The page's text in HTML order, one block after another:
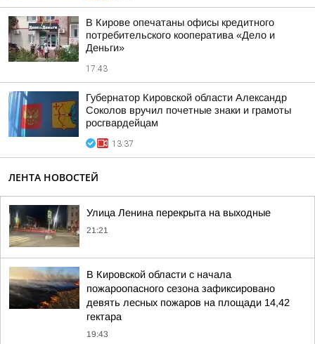
В Кирове опечатаны офисы кредитного
потребительского кооператива «Дело и
Деньги»
17:43
Губернатор Кировской области Александр
Соколов вручил почетные знаки и грамоты
росгвардейцам
13:37
ЛЕНТА НОВОСТЕЙ
Улица Ленина перекрыта на выходные
21:21
В Кировской области с начала
пожароопасного сезона зафиксировано
девять лесных пожаров на площади 14,42
гектара
19:43